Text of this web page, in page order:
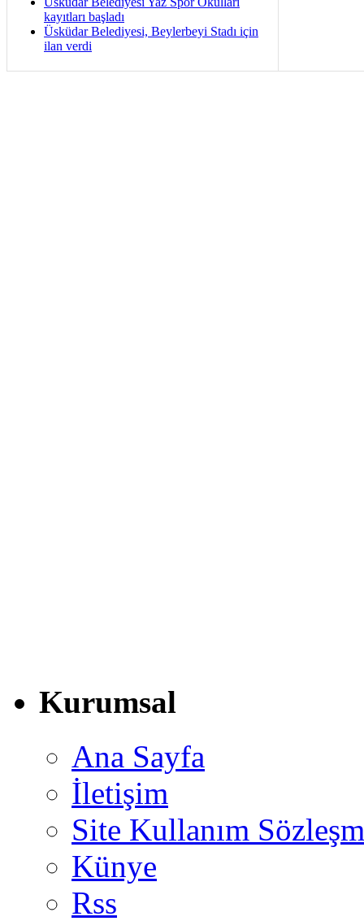
kayıtları başladı
Üsküdar Belediyesi, Beylerbeyi Stadı için
ilan verdi
Kurumsal
Ana Sayfa
İletişim
Site Kullanım
Künye
Rss